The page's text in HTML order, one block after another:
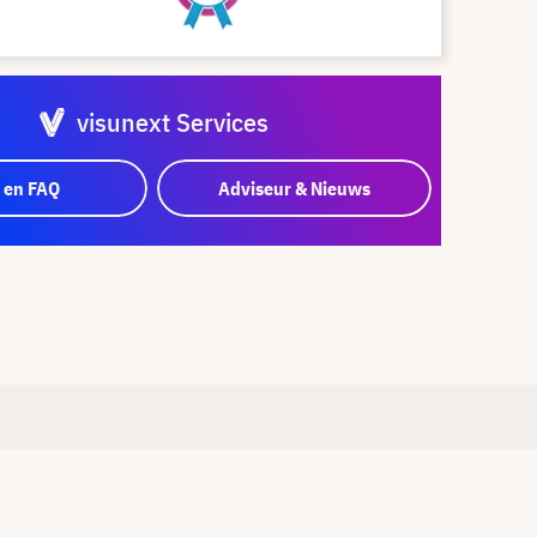
visunext Services
FAQ Adviseur & Nieuws